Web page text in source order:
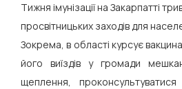
Тижня імунізації на Закарпатті
просвітницьких заходів для
Зокрема, в області курсує
його виїздів у громади
щеплення,